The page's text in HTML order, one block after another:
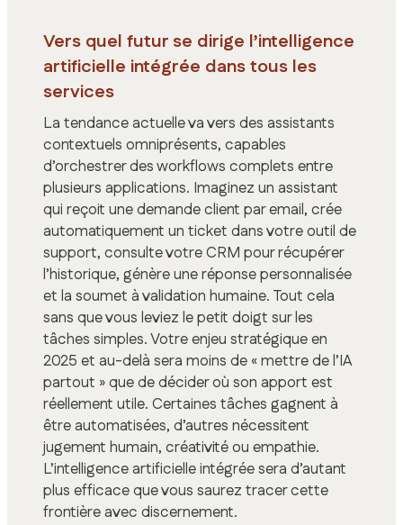
Vers quel futur se dirige l’intelligence
artificielle intégrée dans tous les
services
La tendance actuelle va vers des assistants
contextuels omniprésents, capables
d’orchestrer des workflows complets entre
plusieurs applications. Imaginez un assistant
qui reçoit une demande client par email, crée
automatiquement un ticket dans votre outil de
support, consulte votre CRM pour récupérer
l’historique, génère une réponse personnalisée
et la soumet à validation humaine. Tout cela
sans que vous leviez le petit doigt sur les
tâches simples. Votre enjeu stratégique en
2025 et au-delà sera moins de « mettre de l’IA
partout » que de décider où son apport est
réellement utile. Certaines tâches gagnent à
être automatisées, d’autres nécessitent
jugement humain, créativité ou empathie.
L’intelligence artificielle intégrée sera d’autant
plus efficace que vous saurez tracer cette
frontière avec discernement.